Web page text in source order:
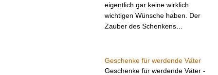
eigentlich gar keine wirklich
wichtigen Wünsche haben. Der
Zauber des Schenkens…
Geschenke für werdende Väter
Geschenke für werdende Väter -